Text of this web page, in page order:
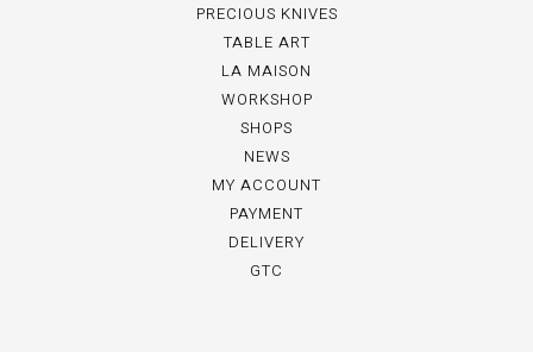
PRECIOUS KNIVES
TABLE ART
LA MAISON
WORKSHOP
SHOPS
NEWS
MY ACCOUNT
PAYMENT
DELIVERY
GTC